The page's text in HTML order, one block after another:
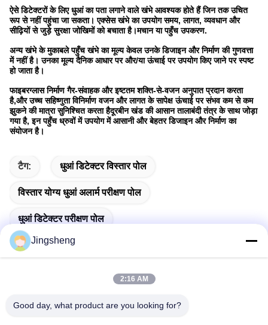
ऐसे डिटेक्टरों के लिए धुआं का पता लगाने वाले खंभे आवश्यक होते हैं जिन तक उचित
रूप से नहीं पहुंचा जा सकता। एक्सेस खंभे का उपयोग समय, लागत, व्यवधान और
सीढ़ियों से जुड़े सुरक्षा जोखिमों को बचाता है।मचान या पहुँच उपकरण.
अन्य खंभे के मुकाबले पहुँच खंभे का मूल्य केवल उनके डिजाइन और निर्माण की गुणवत्ता
में नहीं है। उनका मूल्य दैनिक आधार पर और/या ऊंचाई पर उपयोग किए जाने पर स्पष्ट
हो जाता है।
फाइबरग्लास निर्माण गैर-संवाहक और इष्टतम शक्ति-से-वजन अनुपात प्रदान करता
है,और उच्च सहिष्णुता विनिर्माण वजन और लागत के सापेक्ष ऊंचाई पर संभव कम से कम
झुकने की मात्रा सुनिश्चित करता हैदूरबीन खंड की आसान तालाबंदी तंत्र के साथ जोड़ा
गया है, इन पहुँच ध्रुवों में उपयोग में आसानी और बेहतर डिजाइन और निर्माण का
संयोजन है।
टैग: धुआं डिटेक्टर विस्तार पोल
विस्तार योग्य धुआं अलार्म परीक्षण पोल
धुआं डिटेक्टर परीक्षण पोल
Jingsheng
2:16 AM
Good day, what product are you looking for?